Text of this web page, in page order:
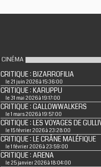
CINÉMA
CRITIQUE : BIZARROFILIA
le 21 juin 2026 à 15:36:00
CRITIQUE : KARUPPU
le 31 mai 2026 à 19:17:00
CRITIQUE : GALLOWWALKERS
le 1 mars 2026 à 19:57:00
CRITIQUE : LES VOYAGES DE
le 15 février 2026 à 23:28:00
CRITIQUE : LE CRÂNE MALÉFIQUE
le 1 février 2026 à 23:59:00
CRITIQUE : ARENA
le 25 janvier 2026 à 18:04:00